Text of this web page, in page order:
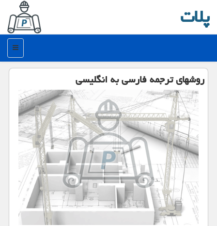
پلات
منو
روشهای ترجمه فارسی به انگلیسی